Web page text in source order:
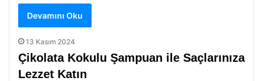
Devamını Oku
13 Kasım 2024
Çikolata Kokulu Şampuan ile Saçlarınıza
Lezzet Katın